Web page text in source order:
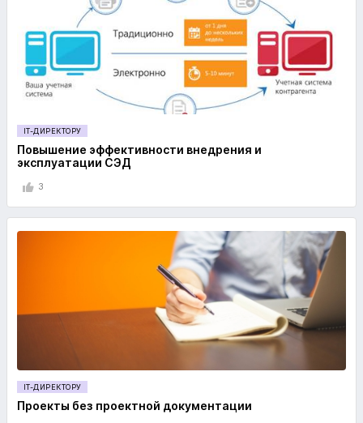
IT-ДИРЕКТОРУ
Повышение эффективности внедрения и
эксплуатации СЭД
3
IT-ДИРЕКТОРУ
Проекты без проектной документации